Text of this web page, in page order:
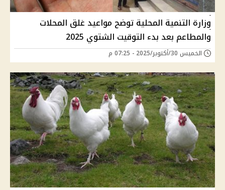
وزارة التنمية المحلية توضح مواعيد غلق المحلات
والمطاعم بعد بدء التوقيت الشتوي 2025
الخميس 30/أكتوبر/2025 - 07:25 م